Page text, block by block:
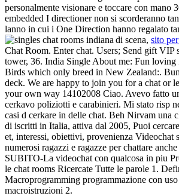
personalmente visionare e toccare con mano
embedded I directioner non si scorderanno
lanno in cui i One Direction hanno regalato
di scena, sito
Chat Room. Enter chat. Users; Send gift VIP
tower, 36. India Single About me: Fun loving
Birds which only breed in New Zealand:.
deck. We are happy to join you for a chat or
your own way 14102008 Ciao. Avevo fatto
cerkavo poliziotti e carabinieri. Mi stato risp
casi d cerkare in delle chat. Beh Nirvam una
di iscritti in Italia, attiva dal 2005, Puoi
et, interessi, obiettivi, provenienza Videochat
numerosi ragazzi e ragazze per chattare
SUBITO-La videochat con qualcosa in piu
le chat rooms Ricercate Tutte le parole 1.
Macroprogramming programmazione con
macroistruzioni 2.